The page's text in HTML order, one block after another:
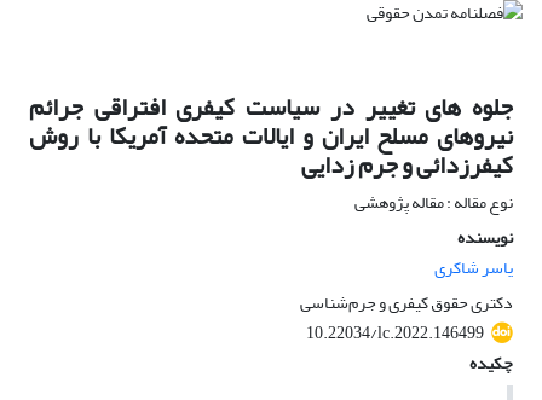
جلوه های تغییر در سیاست کیفری افتراقی جرائم
نیروهای مسلح ایران و ایالات متحده آمریکا با روش
کیفرزدائی و جرم زدایی
نوع مقاله : مقاله پژوهشی
نویسنده
یاسر شاکری
دکتری حقوق کیفری و جرم‌شناسی
10.22034/lc.2022.146499
چکیده